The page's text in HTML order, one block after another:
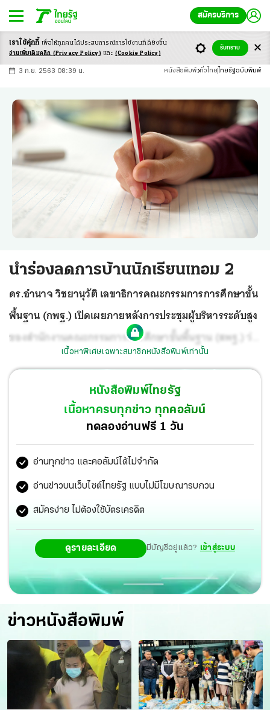
สมัครบริการ
-ก ก ก+
3 ก.ย. 2563 08:39 น. หนังสือพิมพ์ ทั่วไทย ไทยรัฐฉบับพิมพ์
นำร่องลดการบ้านนักเรียนเทอม 2
ดร.อำนาจ วิชยานุวัติ เลขาธิการคณะกรรมการการศึกษาขั้น
พื้นฐาน (กพฐ.) เปิดเผยภายหลังการประชุมผู้บริหารระดับสูง
ของสำนักงานคณะกรรมการการศึกษาขั้นพื้นฐาน (สพฐ.) ว่า
ที่ประชุมได้หารือถึงข้อสั่งการของ พล.อ.ประยุทธ์ จันทร์โอชา
นายกรัฐมนตรี และนายณัฏฐพล ทีปสุวรรณ รมว.ศึกษาธิการ
ที่เห็นร่วมกันอยากให้ปรับเรื่องลดการบ้านของนักเรียน การ
วัดผล ประเมินผลนักเรียน และลดเวลาเรียน ซึ่งที่ประชุมได้
มอบหมายให้สำนักวิชาการและมาตรฐานการศึกษา สพฐ.ไป
ดำเนินการขับเคลื่อนเรื่องนี้แล้ว และจะสรุปประมวลผล
แนวทางการลดการบ้านนักเรียน จากนั้นจึงจะมอบให้
สำนักงานเขตพื้นที่การศึกษา (สพท.) ไปผลักดันต่อภายในวัน
ที่ 15 ก.ย.นี้ เพื่อนำไปสู่การปฏิบัติจริงให้เกิดขึ้นเป็นรูปธรรม
เนื้อหาพิเศษเฉพาะสมาชิกหนังสือพิมพ์เท่านั้น
หนังสือพิมพ์ไทยรัฐ
เนื้อหาครบทุกข่าว ทุกคอลัมน์
ทดลองอ่านฟรี 1 วัน
อ่านทุกข่าว และคอลัมน์ได้ไม่จำกัด
อ่านข่าวบนเว็บไซต์ไทยรัฐ แบบไม่มีโฆษณารบกวน
สมัครง่าย ไม่ต้องใช้บัตรเครดิต
ดูรายละเอียด มีบัญชีอยู่แล้ว? เข้าสู่ระบบ
ข่าวหนังสือพิมพ์
เราใช้คุ้กกี้ เพื่อให้ทุกคนได้ประสบการณ์การใช้งานที่ดียิ่งขึ้น
อ่านเพิ่มเติมคลิก (Privacy Policy) และ (Cookie Policy)
รับทราบ